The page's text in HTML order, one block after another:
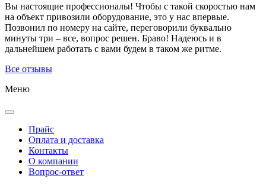
Вы настоящие профессионалы! Чтобы с такой скоростью нам
на объект привозили оборудование, это у нас впервые.
Позвонил по номеру на сайте, переговорили буквально
минуты три – все, вопрос решен. Браво! Надеюсь и в
дальнейшем работать с вами будем в таком же ритме.
Все отзывы
Меню
Прайс
Оплата и доставка
Контакты
О компании
Вопрос-ответ